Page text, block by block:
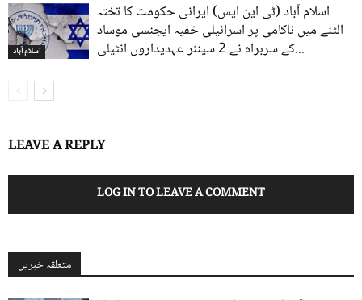
اسلام آباد
اسلام آباد (ٹی این ایس) ایرانی حکومت کا تختہ
الٹنے میں ناکامی پر اسرائیلی خفیہ ایجنسی موساد
کے سربراہ نے 2 سینئر عہدیداروں انٹیلی...
LEAVE A REPLY
LOG IN TO LEAVE A COMMENT
متعلقہ خبریں